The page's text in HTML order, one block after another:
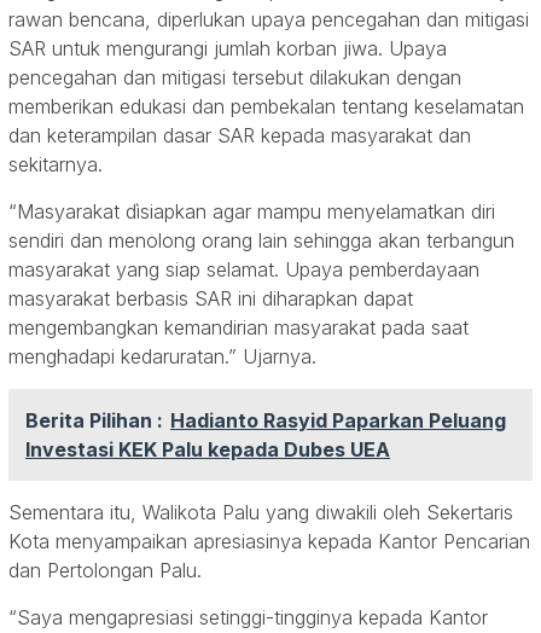
rawan bencana, diperlukan upaya pencegahan dan mitigasi
SAR untuk mengurangi jumlah korban jiwa. Upaya
pencegahan dan mitigasi tersebut dilakukan dengan
memberikan edukasi dan pembekalan tentang keselamatan
dan keterampilan dasar SAR kepada masyarakat dan
sekitarnya.
“Masyarakat dìsiapkan agar mampu menyelamatkan diri
sendiri dan menolong orang lain sehingga akan terbangun
masyarakat yang siap selamat. Upaya pemberdayaan
masyarakat berbasis SAR ini diharapkan dapat
mengembangkan kemandirian masyarakat pada saat
menghadapi kedaruratan.” Ujarnya.
Berita Pilihan : Hadianto Rasyid Paparkan Peluang
Investasi KEK Palu kepada Dubes UEA
Sementara itu, Walikota Palu yang diwakili oleh Sekertaris
Kota menyampaikan apresiasinya kepada Kantor Pencarian
dan Pertolongan Palu.
“Saya mengapresiasi setinggi-tingginya kepada Kantor